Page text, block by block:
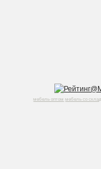
мебель оптом мебель со